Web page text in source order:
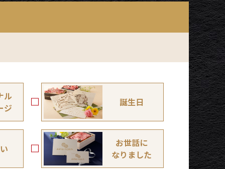
ル
ジ
誕生日
お世話に
なりました